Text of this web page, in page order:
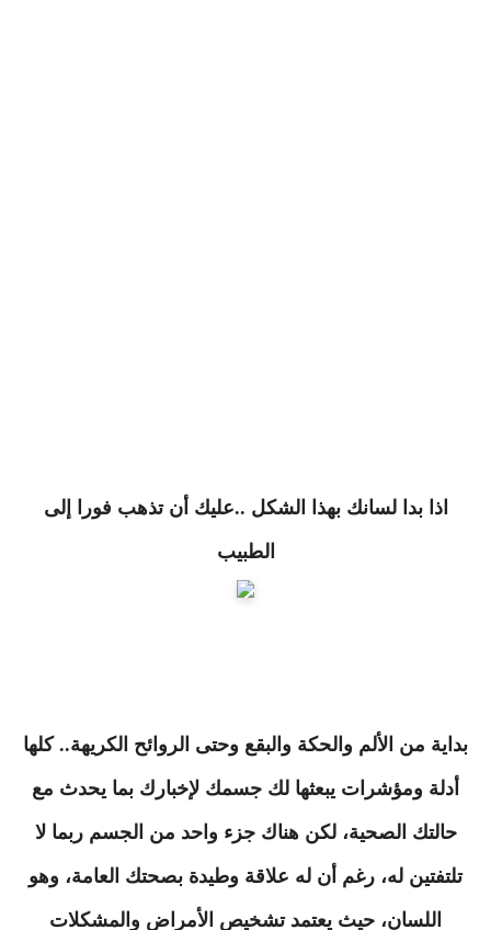
اذا بدا لسانك بهذا الشكل ..عليك أن تذهب فورا إلى
الطبيب
بداية من الألم والحكة والبقع وحتى الروائح الكريهة.. كلها
أدلة ومؤشرات يبعثها لك جسمك لإخبارك بما يحدث مع
حالتك الصحية، لكن هناك جزء واحد من الجسم ربما لا
تلتفتين له، رغم أن له علاقة وطيدة بصحتك العامة، وهو
اللسان، حيث يعتمد تشخيص الأمراض والمشكلات